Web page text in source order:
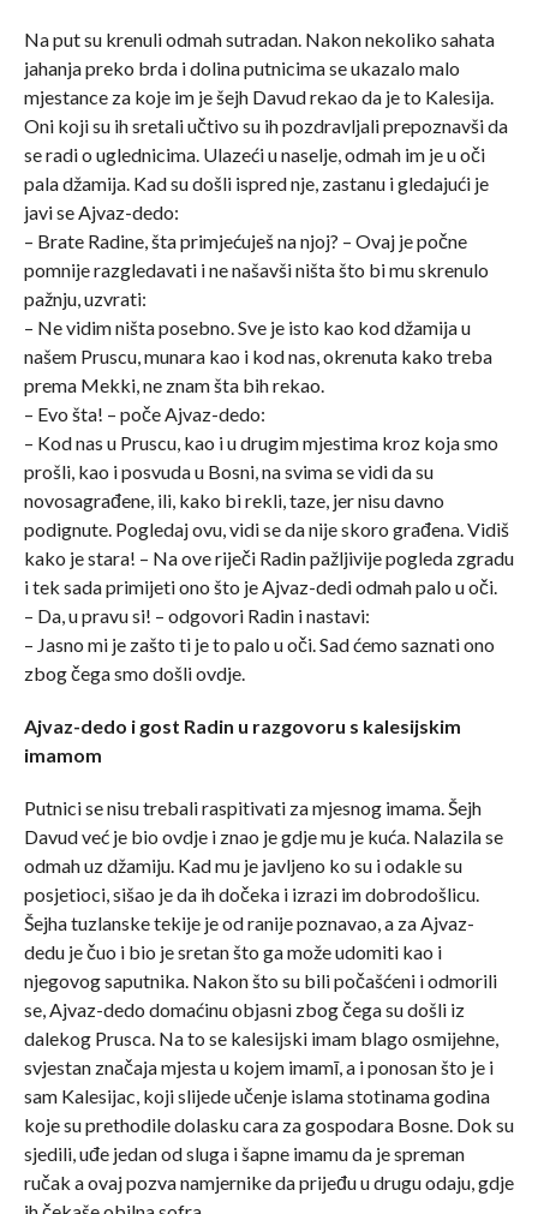
Na put su krenuli odmah sutradan. Nakon nekoliko sahata
jahanja preko brda i dolina putnicima se ukazalo malo
mjestance za koje im je šejh Davud rekao da je to Kalesija.
Oni koji su ih sretali učtivo su ih pozdravljali prepoznavši da
se radi o uglednicima. Ulazeći u naselje, odmah im je u oči
pala džamija. Kad su došli ispred nje, zastanu i gledajući je
javi se Ajvaz-dedo:
– Brate Radine, šta primjećuješ na njoj? – Ovaj je počne
pomnije razgledavati i ne našavši ništa što bi mu skrenulo
pažnju, uzvrati:
– Ne vidim ništa posebno. Sve je isto kao kod džamija u
našem Pruscu, munara kao i kod nas, okrenuta kako treba
prema Mekki, ne znam šta bih rekao.
– Evo šta! – poče Ajvaz-dedo:
– Kod nas u Pruscu, kao i u drugim mjestima kroz koja smo
prošli, kao i posvuda u Bosni, na svima se vidi da su
novosagrađene, ili, kako bi rekli, taze, jer nisu davno
podignute. Pogledaj ovu, vidi se da nije skoro građena. Vidiš
kako je stara! – Na ove riječi Radin pažljivije pogleda zgradu
i tek sada primijeti ono što je Ajvaz-dedi odmah palo u oči.
– Da, u pravu si! – odgovori Radin i nastavi:
– Jasno mi je zašto ti je to palo u oči. Sad ćemo saznati ono
zbog čega smo došli ovdje.
Ajvaz-dedo i gost Radin u razgovoru s kalesijskim
imamom
Putnici se nisu trebali raspitivati za mjesnog imama. Šejh
Davud već je bio ovdje i znao je gdje mu je kuća. Nalazila se
odmah uz džamiju. Kad mu je javljeno ko su i odakle su
posjetioci, sišao je da ih dočeka i izrazi im dobrodošlicu.
Šejha tuzlanske tekije je od ranije poznavao, a za Ajvaz-
dedu je čuo i bio je sretan što ga može udomiti kao i
njegovog saputnika. Nakon što su bili počašćeni i odmorili
se, Ajvaz-dedo domaćinu objasni zbog čega su došli iz
dalekog Prusca. Na to se kalesijski imam blago osmijehne,
svjestan značaja mjesta u kojem imamī, a i ponosan što je i
sam Kalesijac, koji slijede učenje islama stotinama godina
koje su prethodile dolasku cara za gospodara Bosne. Dok su
sjedili, uđe jedan od sluga i šapne imamu da je spreman
ručak a ovaj pozva namjernike da prijeđu u drugu odaju, gdje